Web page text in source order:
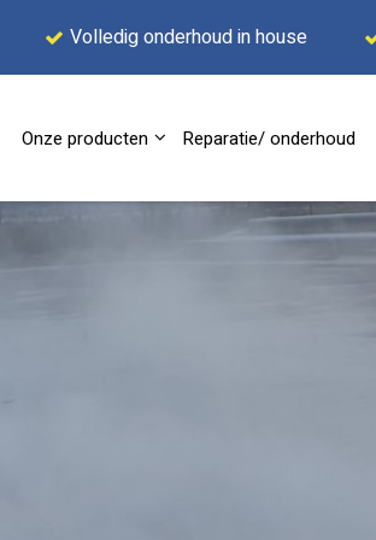
Volledig onderhoud in house
Onze producten Reparatie/ onderhoud